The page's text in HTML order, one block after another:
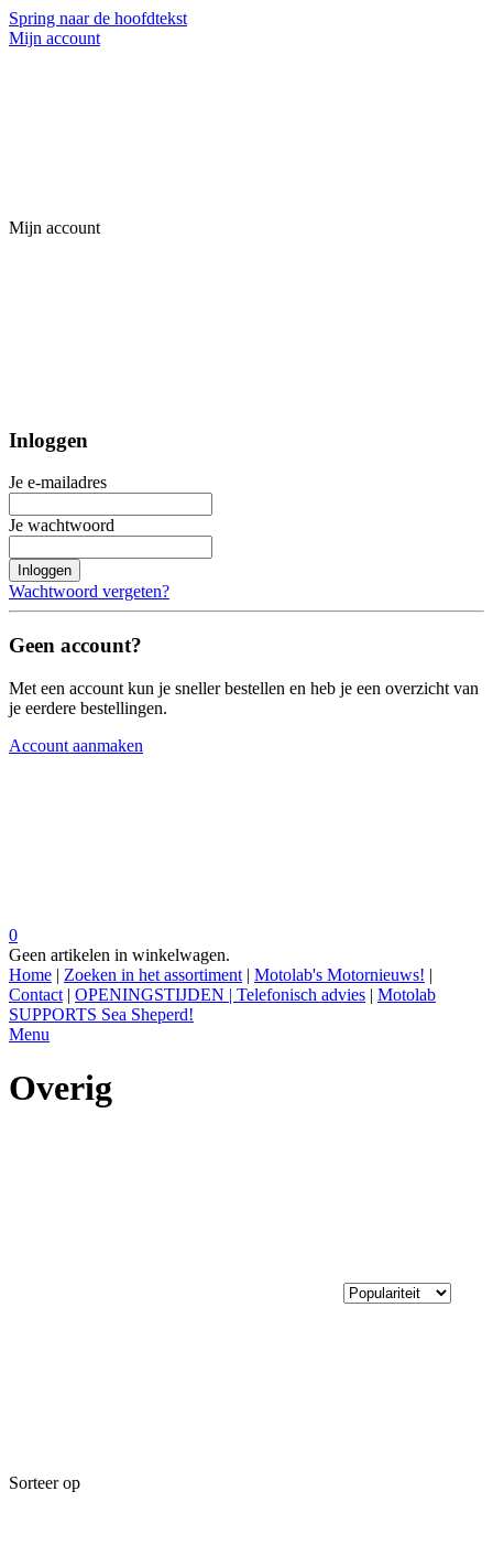
Spring naar de hoofdtekst
Mijn account
Mijn account
Inloggen
Je e-mailadres
Je wachtwoord
Inloggen
Wachtwoord vergeten?
Geen account?
Met een account kun je sneller bestellen en heb je een overzicht van
je eerdere bestellingen.
Account aanmaken
0
Geen artikelen in winkelwagen.
Home | Zoeken in het assortiment | Motolab's Motornieuws! |
Contact | OPENINGSTIJDEN | Telefonisch advies | Motolab
SUPPORTS Sea Sheperd!
Menu
Overig
Sorteer op